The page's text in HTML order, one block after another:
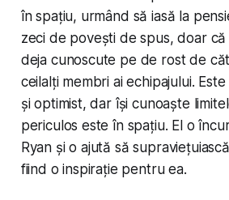
în spațiu, urmând să iasă la
zeci de povești de spus, doar
deja cunoscute pe de rost de
ceilalți membri ai echipa­ju­lui.
și optimist, dar își cunoaște
periculos este în spațiu. El o
Ryan și o ajută să
fiind o inspirație pentru ea.